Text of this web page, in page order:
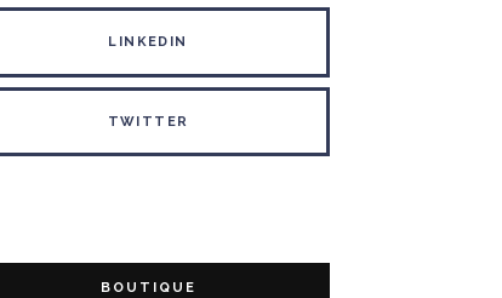
LINKEDIN
TWITTER
BOUTIQUE